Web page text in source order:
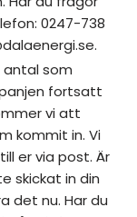
0247-738
antal som
fortsatt
vi att
kommit in. Vi
er via post. Är
skickat in din
det nu. Har du